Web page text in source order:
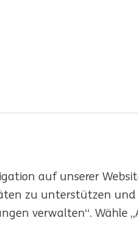
auf unserer
zu unterstützen
verwalten“. Wähle